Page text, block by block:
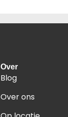
Over
Blog
Over ons